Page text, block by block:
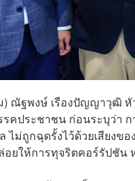
) ณัฐพงษ์ เรืองปัญญาวุฒิ
คประชาชน ก่อนระบุว่า ก
ไม่ถูกฉุดรั้งไว้ด้วยเสียงข
อยให้การทุจริตคอร์รัปชัน